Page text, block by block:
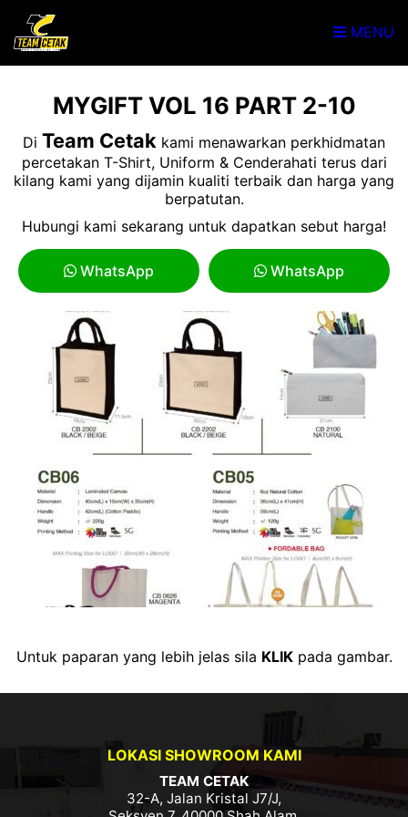
MENU
MYGIFT VOL 16 PART 2-10
Di Team Cetak kami menawarkan perkhidmatan
percetakan T-Shirt, Uniform & Cenderahati terus dari
kilang kami yang dijamin kualiti terbaik dan harga yang
berpatutan.
Hubungi kami sekarang untuk dapatkan sebut harga!
WhatsApp WhatsApp
Untuk paparan yang lebih jelas sila KLIKpada gambar.
LOKASI SHOWROOM KAMI
TEAM CETAK
32-A, Jalan Kristal J7/J,